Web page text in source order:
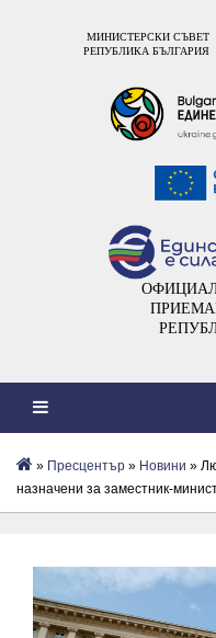
МИНИСТЕРСКИ СЪВЕТ
РЕПУБЛИКА БЪЛГАРИЯ
» Пресцентър » Новини »
назначени за заместник-